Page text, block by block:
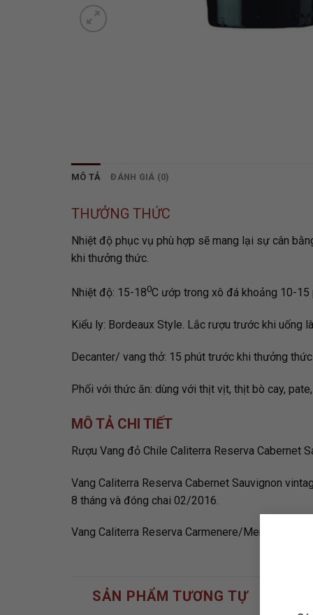
MÔ TẢ ĐÁNH GIÁ (0)
THƯỞNG THỨC
Nhiệt độ phục vụ phù hợp sẽ mang lại sự cân
khi thưởng thức.
Nhiệt độ: 15-180C ướp trong xô đá khoảng 10-15
Kiểu ly: Bordeaux Style. Lắc rượu trước khi uống
Decanter/ vang thở: 15 phút trước khi thưởng thức
Phối với thức ăn: dùng với thịt vịt, thịt bò cay,
MÔ TẢ CHI TIẾT
Rượu Vang đỏ Chile Caliterra Reserva Cabernet
Vang Caliterra Reserva Cabernet Sauvignon
8 tháng và đóng chai 02/2016.
Vang Caliterra Reserva Carmenere/Merlot giá
SẢN PHẨM TƯƠNG TỰ